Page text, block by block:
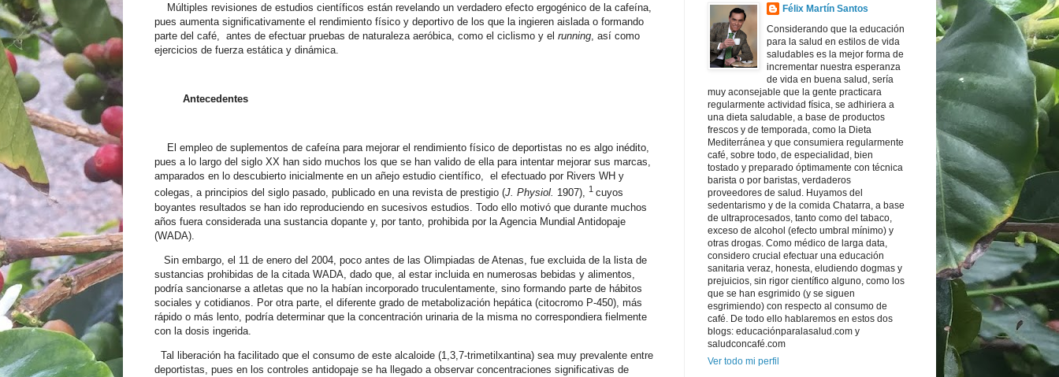
Múltiples revisiones de estudios científicos están revelando un verdadero efecto ergogénico de la cafeína,
pues aumenta significativamente el rendimiento físico y deportivo de los que la ingieren aislada o formando
parte del café, antes de efectuar pruebas de naturaleza aeróbica, como el ciclismo y el running , así como
ejercicios de fuerza estática y dinámica.
Antecedentes
El empleo de suplementos de cafeína para mejorar el rendimiento físico de deportistas no es algo inédito,
pues a lo largo del siglo XX han sido muchos los que se han valido de ella para intentar mejorar sus marcas,
amparados en lo descubierto inicialmente en un añejo estudio científico, el efectuado por Rivers WH y
colegas, a principios del siglo pasado, publicado en una revista de prestigio (J. Physiol. 1907), 1 cuyos
boyantes resultados se han ido reproduciendo en sucesivos estudios. Todo ello motivó que durante muchos
años fuera considerada una sustancia dopante y, por tanto, prohibida por la Agencia Mundial Antidopaje
(WADA).
Sin embargo, el 11 de enero del 2004, poco antes de las Olimpiadas de Atenas, fue excluida de la lista de
sustancias prohibidas de la citada WADA, dado que, al estar incluida en numerosas bebidas y alimentos,
podría sancionarse a atletas que no la habían incorporado truculentamente, sino formando parte de hábitos
sociales y cotidianos. Por otra parte, el diferente grado de metabolización hepática (citocromo P-450), más
rápido o más lento, podría determinar que la concentración urinaria de la misma no correspondiera fielmente
con la dosis ingerida.
Tal liberación ha facilitado que el consumo de este alcaloide (1,3,7-trimetilxantina) sea muy prevalente entre
deportistas, pues en los controles antidopaje se ha llegado a observar concentraciones significativas de
Félix Martín Santos
Considerando que la educación
para la salud en estilos de vida
saludables es la mejor forma de
incrementar nuestra esperanza
de vida en buena salud, sería
muy aconsejable que la gente practicara
regularmente actividad física, se adhiriera a
una dieta saludable, a base de productos
frescos y de temporada, como la Dieta
Mediterránea y que consumiera regularmente
café, sobre todo, de especialidad, bien
tostado y preparado óptimamente con técnica
barista o por baristas, verdaderos
proveedores de salud. Huyamos del
sedentarismo y de la comida Chatarra, a base
de ultraprocesados, tanto como del tabaco,
exceso de alcohol (efecto umbral mínimo) y
otras drogas. Como médico de larga data,
considero crucial efectuar una educación
sanitaria veraz, honesta, eludiendo dogmas y
prejuicios, sin rigor científico alguno, como los
que se han esgrimido (y se siguen
esgrimiendo) con respecto al consumo de
café. De todo ello hablaremos en estos dos
blogs: educaciónparalasalud.com y
saludconcafé.com
Ver todo mi perfil